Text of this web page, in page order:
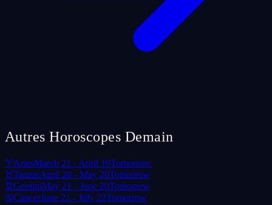
Autres Horoscopes Demain
♈AriesMarch 21 - April 19Tomorrow
♉TaurusApril 20 - May 20Tomorrow
♊GeminiMay 21 - June 20Tomorrow
♋CancerJune 21 - July 22Tomorrow